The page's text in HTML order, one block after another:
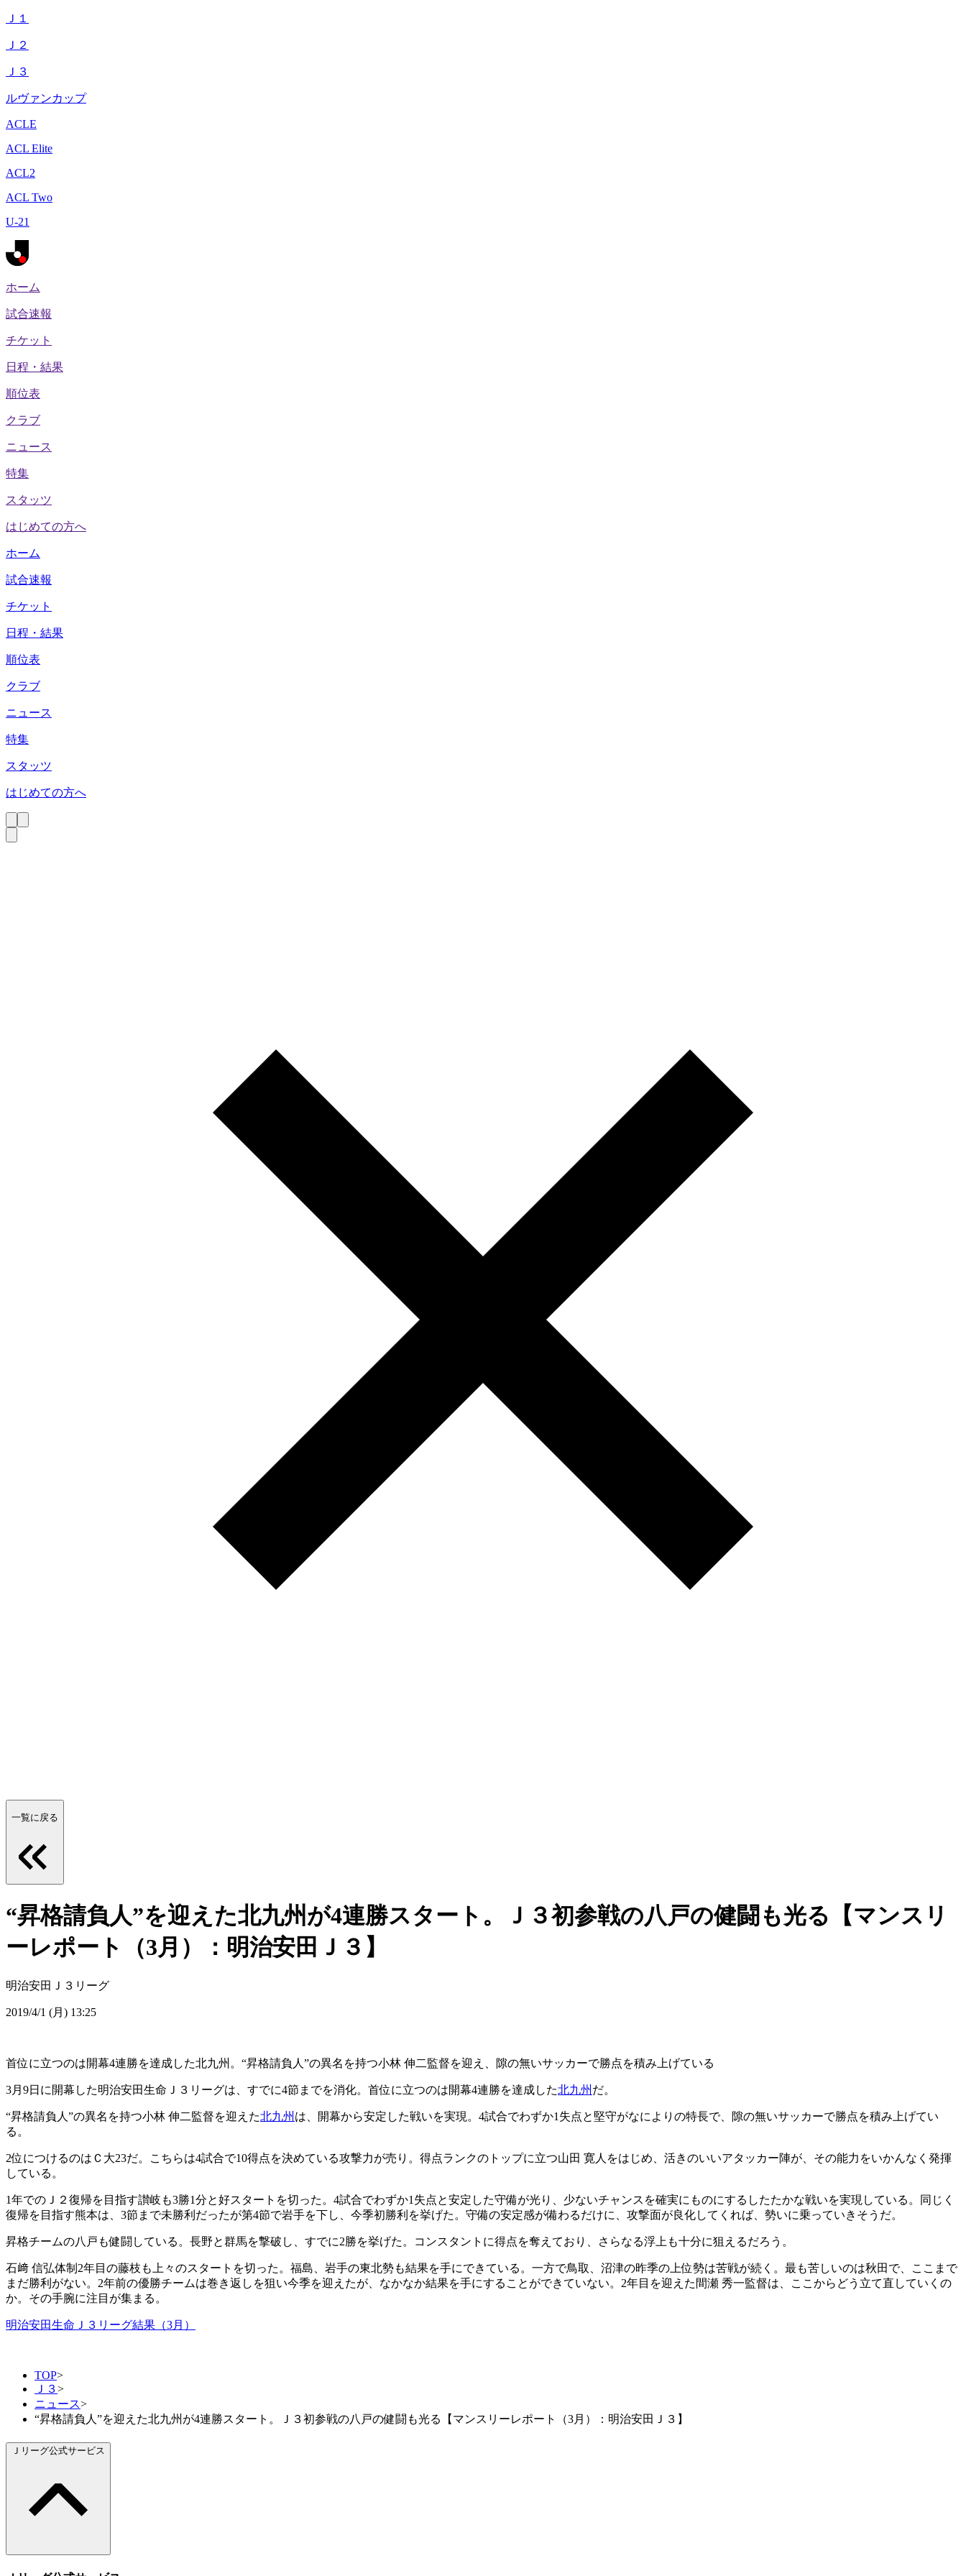
Ｊ１
Ｊ２
Ｊ３
ルヴァンカップ
ACLE
ACL Elite
ACL2
ACL Two
U-21
ホーム
試合速報
チケット
日程・結果
順位表
クラブ
ニュース
特集
スタッツ
はじめての方へ
ホーム
試合速報
チケット
日程・結果
順位表
クラブ
ニュース
特集
スタッツ
はじめての方へ
一覧に戻る
“昇格請負人”を迎えた北九州が4連勝スタート。Ｊ３初参戦の八戸の健闘も光る【マンスリ
ーレポート（3月）：明治安田Ｊ３】
明治安田Ｊ３リーグ
2019/4/1 (月) 13:25
首位に立つのは開幕4連勝を達成した北九州。“昇格請負人”の異名を持つ小林 伸二監督を迎え、隙の無いサッカーで勝点を積み上げている
3月9日に開幕した明治安田生命Ｊ３リーグは、すでに4節までを消化。首位に立つのは開幕4連勝を達成した北九州 だ。
“昇格請負人”の異名を持つ小林 伸二監督を迎えた北九州 は、開幕から安定した戦いを実現。4試合でわずか1失点と堅守がなによりの特長で、隙の無いサッカーで勝点を積み上げてい
る。
2位につけるのはＣ大23だ。こちらは4試合で10得点を決めている攻撃力が売り。得点ランクのトップに立つ山田 寛人をはじめ、活きのいいアタッカー陣が、その能力をいかんなく発揮
している。
1年でのＪ２復帰を目指す讃岐も3勝1分と好スタートを切った。4試合でわずか1失点と安定した守備が光り、少ないチャンスを確実にものにするしたたかな戦いを実現している。同じく
復帰を目指す熊本は、3節まで未勝利だったが第4節で岩手を下し、今季初勝利を挙げた。守備の安定感が備わるだけに、攻撃面が良化してくれば、勢いに乗っていきそうだ。
昇格チームの八戸も健闘している。長野と群馬を撃破し、すでに2勝を挙げた。コンスタントに得点を奪えており、さらなる浮上も十分に狙えるだろう。
石﨑 信弘体制2年目の藤枝も上々のスタートを切った。福島、岩手の東北勢も結果を手にできている。一方で鳥取、沼津の昨季の上位勢は苦戦が続く。最も苦しいのは秋田で、ここまで
まだ勝利がない。2年前の優勝チームは巻き返しを狙い今季を迎えたが、なかなか結果を手にすることができていない。2年目を迎えた間瀬 秀一監督は、ここからどう立て直していくの
か。その手腕に注目が集まる。
明治安田生命Ｊ３リーグ結果（3月）
TOP>
Ｊ３>
ニュース>
“昇格請負人”を迎えた北九州が4連勝スタート。Ｊ３初参戦の八戸の健闘も光る【マンスリーレポート（3月）：明治安田Ｊ３】
Ｊリーグ公式サービス